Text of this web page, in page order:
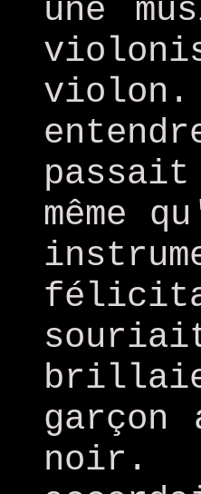
une
même
noir.